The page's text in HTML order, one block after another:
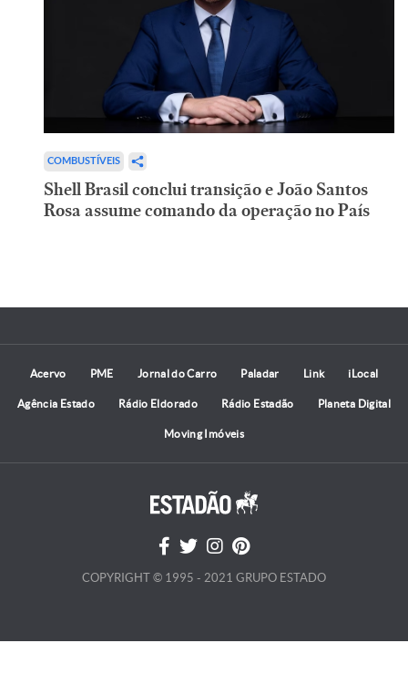
COMBUSTÍVEIS
Shell Brasil conclui transição e João Santos
Rosa assume comando da operação no País
Acervo PME Jornal do Carro Paladar Link iLocal
Agência Estado Rádio Eldorado Rádio Estadão Planeta Digital
Moving Imóveis
COPYRIGHT © 1995 - 2021 GRUPO ESTADO